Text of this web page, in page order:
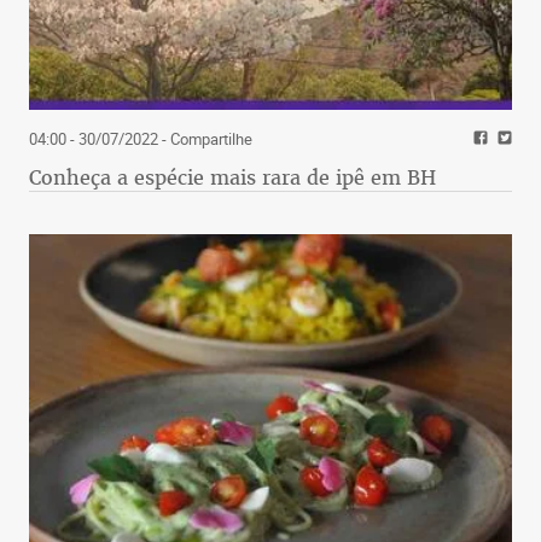
04:00 - 30/07/2022- Compartilhe
Conheça a espécie mais rara de ipê em BH